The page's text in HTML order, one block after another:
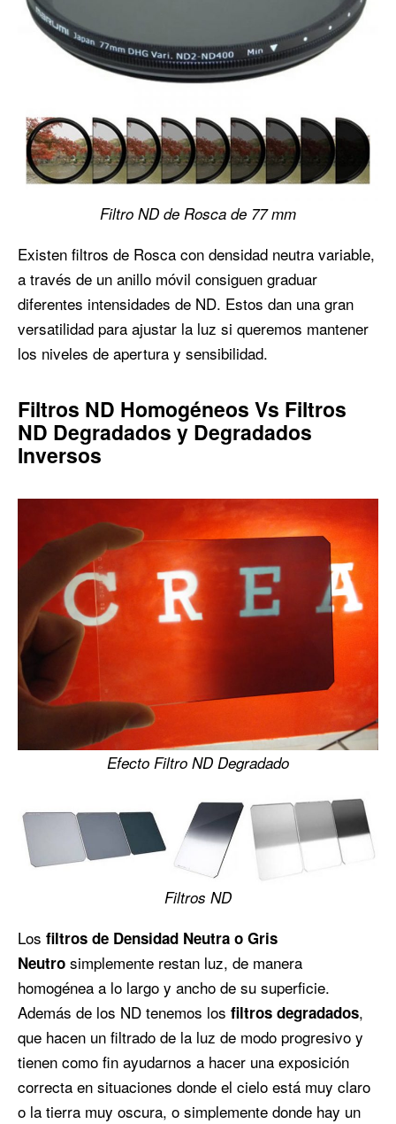
Filtro ND de Rosca de 77 mm
Existen filtros de Rosca con densidad neutra variable,
a través de un anillo móvil consiguen graduar
diferentes intensidades de ND. Estos dan una gran
versatilidad para ajustar la luz si queremos mantener
los niveles de apertura y sensibilidad.
Filtros ND Homogéneos Vs Filtros
ND Degradados y Degradados
Inversos
Efecto Filtro ND Degradado
Filtros ND
Los filtros de Densidad Neutra o Gris
Neutro simplemente restan luz, de manera
homogénea a lo largo y ancho de su superficie.
Además de los ND tenemos los filtros degradados,
que hacen un filtrado de la luz de modo progresivo y
tienen como fin ayudarnos a hacer una exposición
correcta en situaciones donde el cielo está muy claro
o la tierra muy oscura, o simplemente donde hay un